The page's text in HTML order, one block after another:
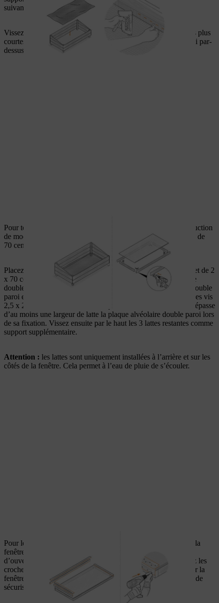
suivantes : 2 x 150 cm et 2 x 70 cm.
Vissez ensuite les quatre planches ensemble à l’aide des vis les plus
courtes et des équerres. Posez la plaque alvéolaire double paroi par-
dessus.
Pour terminer le cadre de fenêtre, coupez les bandes de construction
de modèle. Il vous faut 2 lattes de 150 centimètres de long et 4 de
70 centimètres de long.
Placez d’abord les parties de ces lattes de 1 x 150 centimètres et de 2
x 70 centimètres de long sur les 3 bords de la plaque alvéolaire
double paroi. Fixez les lattes d’en haut à la plaque alvéolaire double
paroi et aux lattes de toit inférieures du cadre porteur à l’aide des vis
2,5 x 20 millimètres. Veillez à ce que chacune de ces 3 lattes dépasse
d’au moins une largeur de latte la plaque alvéolaire double paroi lors
de sa fixation. Vissez ensuite par le haut les 3 lattes restantes comme
support supplémentaire.
Attention : les lattes sont uniquement installées à l’arrière et sur les
côtés de la fenêtre. Cela permet à l’eau de pluie de s’écouler.
Pour le mécanisme de rabattement, placez les 3 charnières sur la
fenêtre et sur la partie supérieure du châssis. Fixez la poignée
d’ouverture sur le côté opposé du cadre de la fenêtre et montez les
crochets métalliques avec des œillets d’accrochage pour fermer la
fenêtre en toute sécurité. Fixez ensuite les chaînes à billes afin de
sécuriser la fenêtre lorsqu’elle est ouverte.